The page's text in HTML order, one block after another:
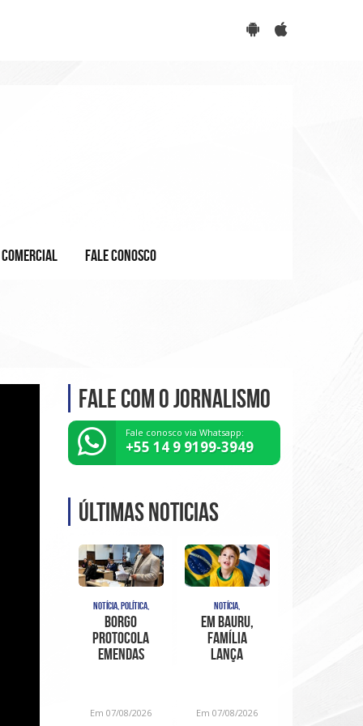
COMERCIAL FALE CONOSCO
Fale com o Jornalismo
Fale conosco via Whatsapp:
+55 14 9 9199-3949
Últimas noticias
NOTÍCIA, POLÍTICA,
Borgo
protocola
emendas
inconstitucionalidades
Em 07/08/2026
NOTÍCIA,
Em Bauru,
família
lança
para
Em 07/08/2026